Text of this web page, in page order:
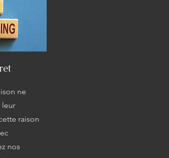
ne
leur
raison
nos